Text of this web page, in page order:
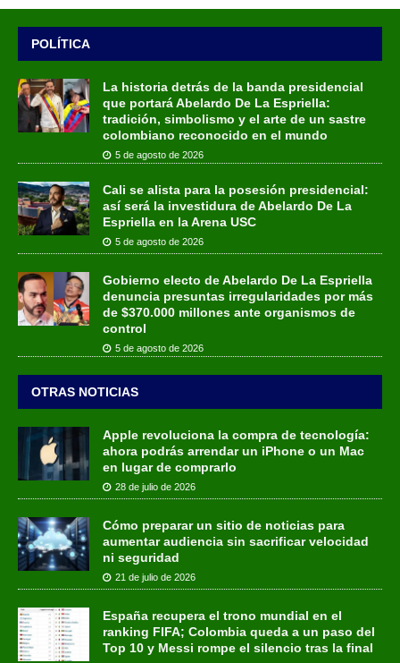
POLÍTICA
La historia detrás de la banda presidencial
que portará Abelardo De La Espriella:
tradición, simbolismo y el arte de un sastre
colombiano reconocido en el mundo
5 de agosto de 2026
Cali se alista para la posesión presidencial:
así será la investidura de Abelardo De La
Espriella en la Arena USC
5 de agosto de 2026
Gobierno electo de Abelardo De La Espriella
denuncia presuntas irregularidades por más
de $370.000 millones ante organismos de
control
5 de agosto de 2026
OTRAS NOTICIAS
Apple revoluciona la compra de tecnología:
ahora podrás arrendar un iPhone o un Mac
en lugar de comprarlo
28 de julio de 2026
Cómo preparar un sitio de noticias para
aumentar audiencia sin sacrificar velocidad
ni seguridad
21 de julio de 2026
España recupera el trono mundial en el
ranking FIFA; Colombia queda a un paso del
Top 10 y Messi rompe el silencio tras la final